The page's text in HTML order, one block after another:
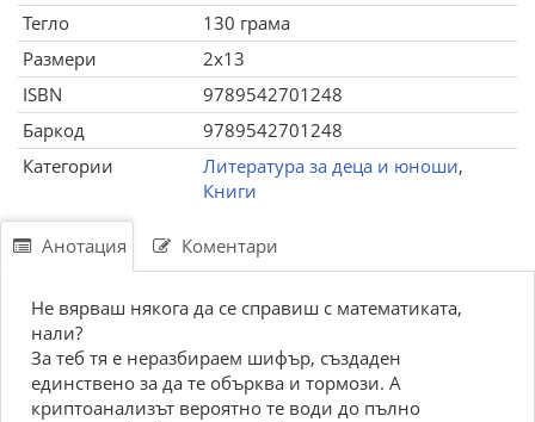
Тегло
130 грама
Размери
2x13
ISBN
9789542701248
Баркод
9789542701248
Категории
Литература за деца и юноши,
Книги
Анотация Коментари
Не вярваш някога да се справиш с математиката,
нали?
За теб тя е неразбираем шифър, създаден
единствено за да те обърква и тормози. А
криптоанализът вероятно те води до пълно